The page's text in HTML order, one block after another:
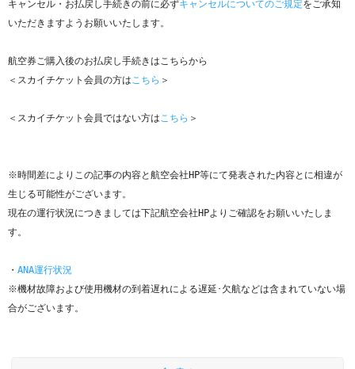
キャンセル・お払戻し手続きの前に必ずキャンセルについてのご規定をご承知
いただきますようお願いいたします。
航空券ご購入後のお払戻し手続きはこちらから
＜スカイチケット会員の方はこちら ＞
＜スカイチケット会員ではない方はこちら ＞
※時間差によりこの記事の内容と航空会社HP等にて発表された内容とに相違が
生じる可能性がございます。
現在の運行状況につきましては下記航空会社HPよりご確認をお願いいたしま
す。
・ ANA運行状況
※機材故障および使用機材の到着遅れによる遅延･欠航などは含まれていない場
合がございます。